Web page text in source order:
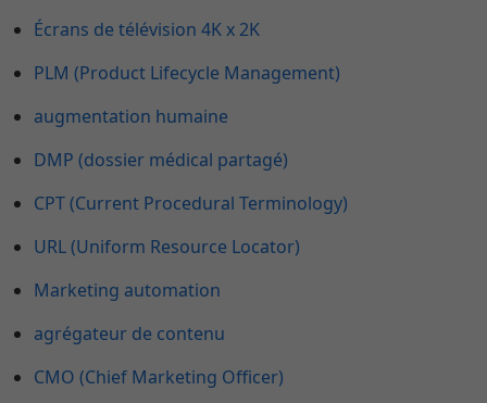
Écrans de télévision 4K x 2K
PLM (Product Lifecycle Management)
augmentation humaine
DMP (dossier médical partagé)
CPT (Current Procedural Terminology)
URL (Uniform Resource Locator)
Marketing automation
agrégateur de contenu
CMO (Chief Marketing Officer)